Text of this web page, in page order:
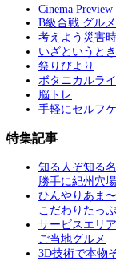
Cinema Preview
B級合戦 グル
考えよう災害
いざというと
祭りびより
ボタニカルラ
脳トレ
手軽にセルフ
特集記事
知る人ぞ知る
勝手に紀州穴
ひんやりあま
こだわりたっ
サービスエリ
ご当地グルメ
3D技術で本物